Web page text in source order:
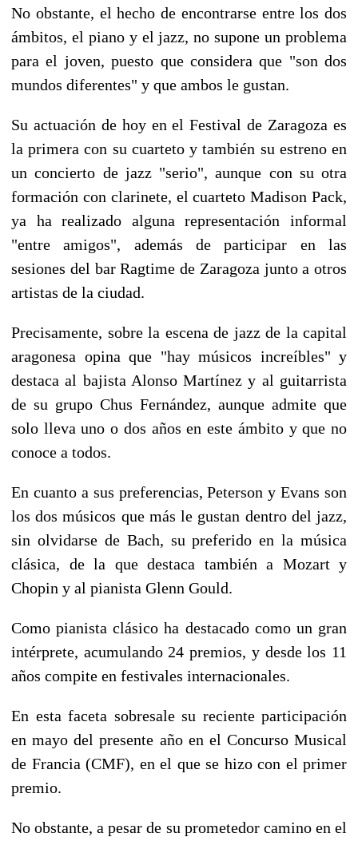
No obstante, el hecho de encontrarse entre los dos
ámbitos, el piano y el jazz, no supone un problema
para el joven, puesto que considera que "son dos
mundos diferentes" y que ambos le gustan.
Su actuación de hoy en el Festival de Zaragoza es
la primera con su cuarteto y también su estreno en
un concierto de jazz "serio", aunque con su otra
formación con clarinete, el cuarteto Madison Pack,
ya ha realizado alguna representación informal
"entre amigos", además de participar en las
sesiones del bar Ragtime de Zaragoza junto a otros
artistas de la ciudad.
Precisamente, sobre la escena de jazz de la capital
aragonesa opina que "hay músicos increíbles" y
destaca al bajista Alonso Martínez y al guitarrista
de su grupo Chus Fernández, aunque admite que
solo lleva uno o dos años en este ámbito y que no
conoce a todos.
En cuanto a sus preferencias, Peterson y Evans son
los dos músicos que más le gustan dentro del jazz,
sin olvidarse de Bach, su preferido en la música
clásica, de la que destaca también a Mozart y
Chopin y al pianista Glenn Gould.
Como pianista clásico ha destacado como un gran
intérprete, acumulando 24 premios, y desde los 11
años compite en festivales internacionales.
En esta faceta sobresale su reciente participación
en mayo del presente año en el Concurso Musical
de Francia (CMF), en el que se hizo con el primer
premio.
No obstante, a pesar de su prometedor camino en el